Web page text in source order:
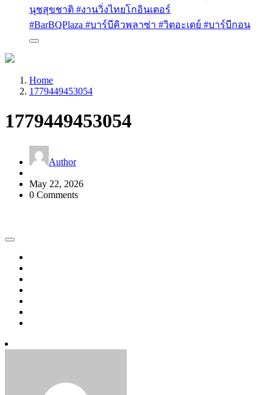
นุชสุขชาติ #งานวิ่งไทยโกอินเตอร์
#BarBQPlaza #บาร์บีคิวพลาซ่า #วิตอะเดย์ #บาร์บีกอน
Home
1779449453054
1779449453054
Author
May 22, 2026
0 Comments